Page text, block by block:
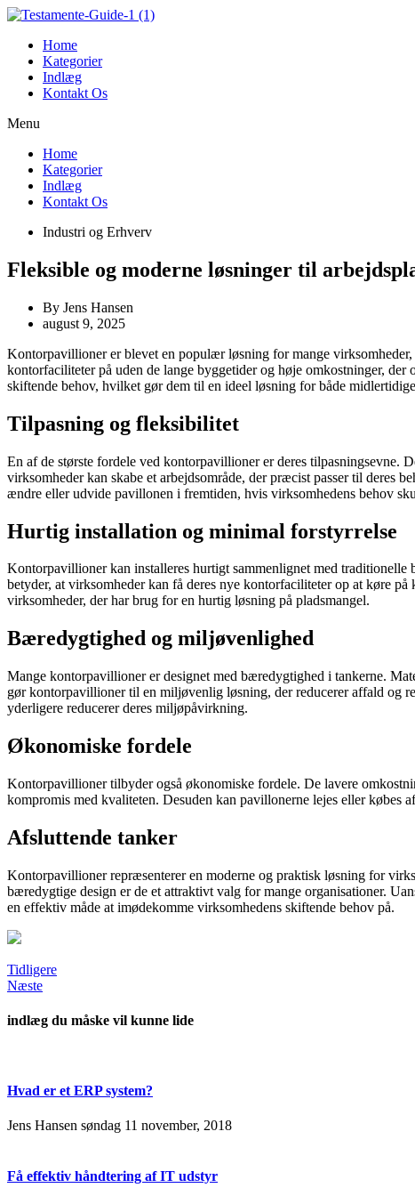
Videre
indholdHome
Kategorier
Indlæg
Kontakt Os
Menu
Home
Kategorier
Indlæg
Kontakt Os
Industri og Erhverv
Fleksible og moderne løsninger til
By Jens Hansen
august 9, 2025
Kontorpavillioner er blevet en populær løsning for mange
kontorfaciliteter på uden de lange byggetider og høje omkostninger,
skiftende behov, hvilket gør dem til en ideel løsning for både
Tilpasning og fleksibilitet
En af de største fordele ved kontorpavillioner er deres tilpasningsevne.
virksomheder kan skabe et arbejdsområde, der præcist passer til deres
ændre eller udvide pavillonen i fremtiden, hvis virksomhedens behov
Hurtig installation og minimal forstyrrelse
Kontorpavillioner kan installeres hurtigt sammenlignet med
betyder, at virksomheder kan få deres nye kontorfaciliteter op at køre
virksomheder, der har brug for en hurtig løsning på pladsmangel.
Bæredygtighed og miljøvenlighed
Mange kontorpavillioner er designet med bæredygtighed i tankerne.
gør kontorpavillioner til en miljøvenlig løsning, der reducerer affald og
yderligere reducerer deres miljøpåvirkning.
Økonomiske fordele
Kontorpavillioner tilbyder også økonomiske fordele. De lavere
kompromis med kvaliteten. Desuden kan pavillonerne lejes eller
Afsluttende tanker
Kontorpavillioner repræsenterer en moderne og praktisk løsning for
bæredygtige design er de et attraktivt valg for mange organisationer.
en effektiv måde at imødekomme virksomhedens skiftende behov på.
Tidligere
Næste
indlæg du måske vil kunne lide
Hvad er et ERP system?
Jens Hansen søndag 11 november, 2018
Få effektiv håndtering af IT udstyr